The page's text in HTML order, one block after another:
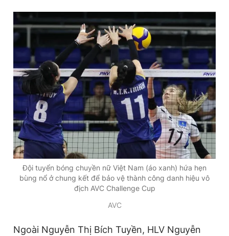
Đội tuyển bóng chuyền nữ Việt Nam (áo xanh) hứa hẹn
bùng nổ ở chung kết để bảo vệ thành công danh hiệu vô
địch AVC Challenge Cup
AVC
Ngoài Nguyễn Thị Bích Tuyền, HLV Nguyễn